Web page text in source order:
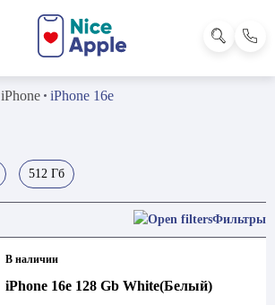
iPhone iPhone 16e
512 Гб
Фильтры
В наличии
iPhone 16e 128 Gb White(Белый)